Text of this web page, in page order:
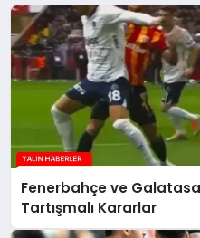
Fenerbahçe ve
Tartışmalı Kararlar